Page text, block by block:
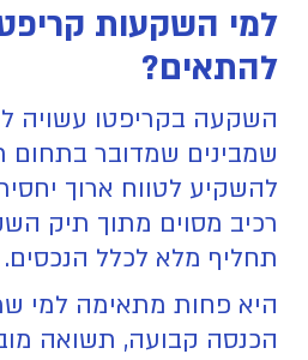
למי השקעות
להתאים?
השקעה בקריפטו עשויה
שמבינים שמדובר בתחום
להשקיע לטווח ארוך
רכיב מסוים מתוך תיק
תחליף מלא לכלל הנכסים.
היא פחות מתאימה למי
הכנסה קבועה, תשואה